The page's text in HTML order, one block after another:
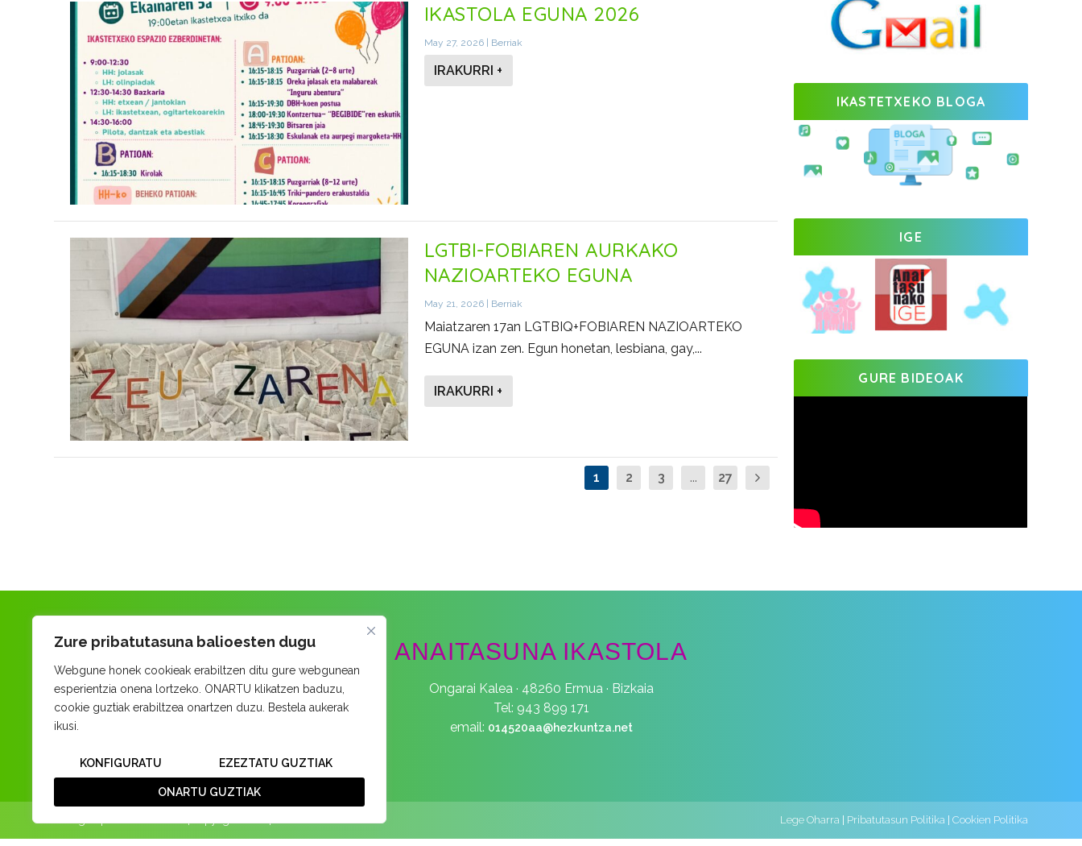
Zure pribatutasuna balioesten dugu
Webgune honek cookieak erabiltzen ditu gure webgunean
esperientzia onena lortzeko. ONARTU klikatzen baduzu,
cookie guztiak erabiltzea onartzen duzu. Bestela aukerak
ikusi.
KONFIGURATU EZEZTATU GUZTIAK
ONARTU GUZTIAK
IKASTOLA EGUNA 2026
May 27, 2026| Berriak
IRAKURRI +
LGTBI-FOBIAREN AURKAKO
NAZIOARTEKO EGUNA
May 21, 2026| Berriak
Maiatzaren 17an LGTBIQ+FOBIAREN NAZIOARTEKO
EGUNA izan zen. Egun honetan, lesbiana, gay,...
IRAKURRI +
1 2 3 ... 27
IKASTETXEKO BLOGA
IGE
GURE BIDEOAK
ANAITASUNA IKASTOLA
Ongarai Kalea · 48260 Ermua · Bizkaia
Tel: 943 899 171
email: 014520aa@hezkuntza.net
Lege Oharra Pribatutasun Politika Cookien Politika